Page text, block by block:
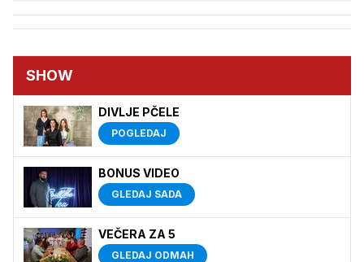
SHOW
DIVLJE PČELE
POGLEDAJ
BONUS VIDEO
GLEDAJ SADA
VEČERA ZA 5
GLEDAJ ODMAH